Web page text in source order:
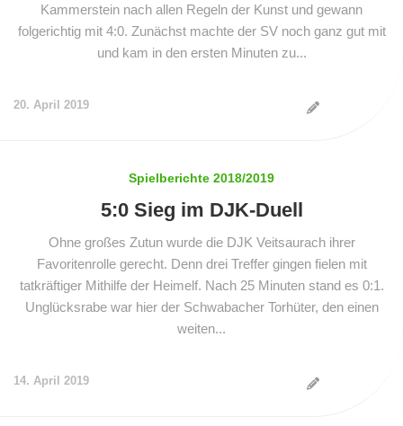
Kammerstein nach allen Regeln der Kunst und gewann
folgerichtig mit 4:0. Zunächst machte der SV noch ganz gut mit
und kam in den ersten Minuten zu...
20. April 2019
Spielberichte 2018/2019
5:0 Sieg im DJK-Duell
Ohne großes Zutun wurde die DJK Veitsaurach ihrer
Favoritenrolle gerecht. Denn drei Treffer gingen fielen mit
tatkräftiger Mithilfe der Heimelf. Nach 25 Minuten stand es 0:1.
Unglücksrabe war hier der Schwabacher Torhüter, den einen
weiten...
14. April 2019